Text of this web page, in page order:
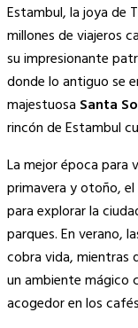
Estambul, la joya de
millones de viajeros
su impresionante
donde lo antiguo se
majestuosa Santa
rincón de Estambul
La mejor época para
primavera y otoño,
para explorar la
parques. En verano,
cobra vida, mientras
un ambiente mágico
acogedor en los